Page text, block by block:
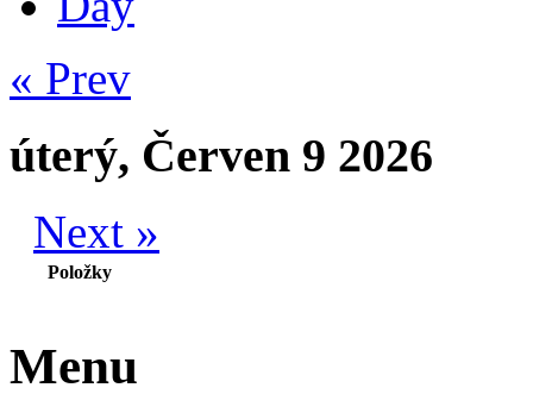
« Prev
úterý, Červen 9 2026
Next »
Položky
Menu